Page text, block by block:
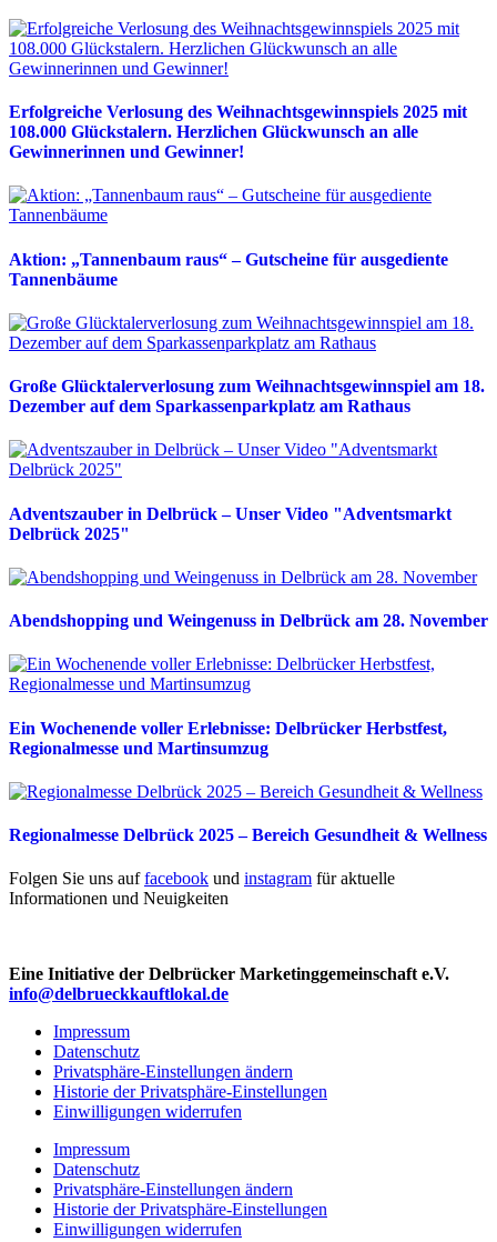
Erfolgreiche Verlosung des Weihnachtsgewinnspiels 2025 mit
108.000 Glückstalern. Herzlichen Glückwunsch an alle
Gewinnerinnen und Gewinner!
Aktion: „Tannenbaum raus“ – Gutscheine für ausgediente
Tannenbäume
Große Glücktalerverlosung zum Weihnachtsgewinnspiel am 18.
Dezember auf dem Sparkassenparkplatz am Rathaus
Adventszauber in Delbrück – Unser Video "Adventsmarkt
Delbrück 2025"
Abendshopping und Weingenuss in Delbrück am 28. November
Ein Wochenende voller Erlebnisse: Delbrücker Herbstfest,
Regionalmesse und Martinsumzug
Regionalmesse Delbrück 2025 – Bereich Gesundheit & Wellness
Folgen Sie uns auffacebook und instagram für aktuelle
Informationen und Neuigkeiten
Eine Initiative der Delbrücker Marketinggemeinschaft e.V.
info@delbrueckkauftlokal.de
Impressum
Datenschutz
Privatsphäre-Einstellungen ändern
Historie der Privatsphäre-Einstellungen
Einwilligungen widerrufen
Impressum
Datenschutz
Privatsphäre-Einstellungen ändern
Historie der Privatsphäre-Einstellungen
Einwilligungen widerrufen